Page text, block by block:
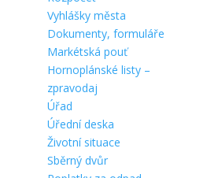
Vyhlášky města
Dokumenty, formuláře
Markétská pouť
Hornoplánské listy –
zpravodaj
Úřad
Úřední deska
Životní situace
Sběrný dvůr